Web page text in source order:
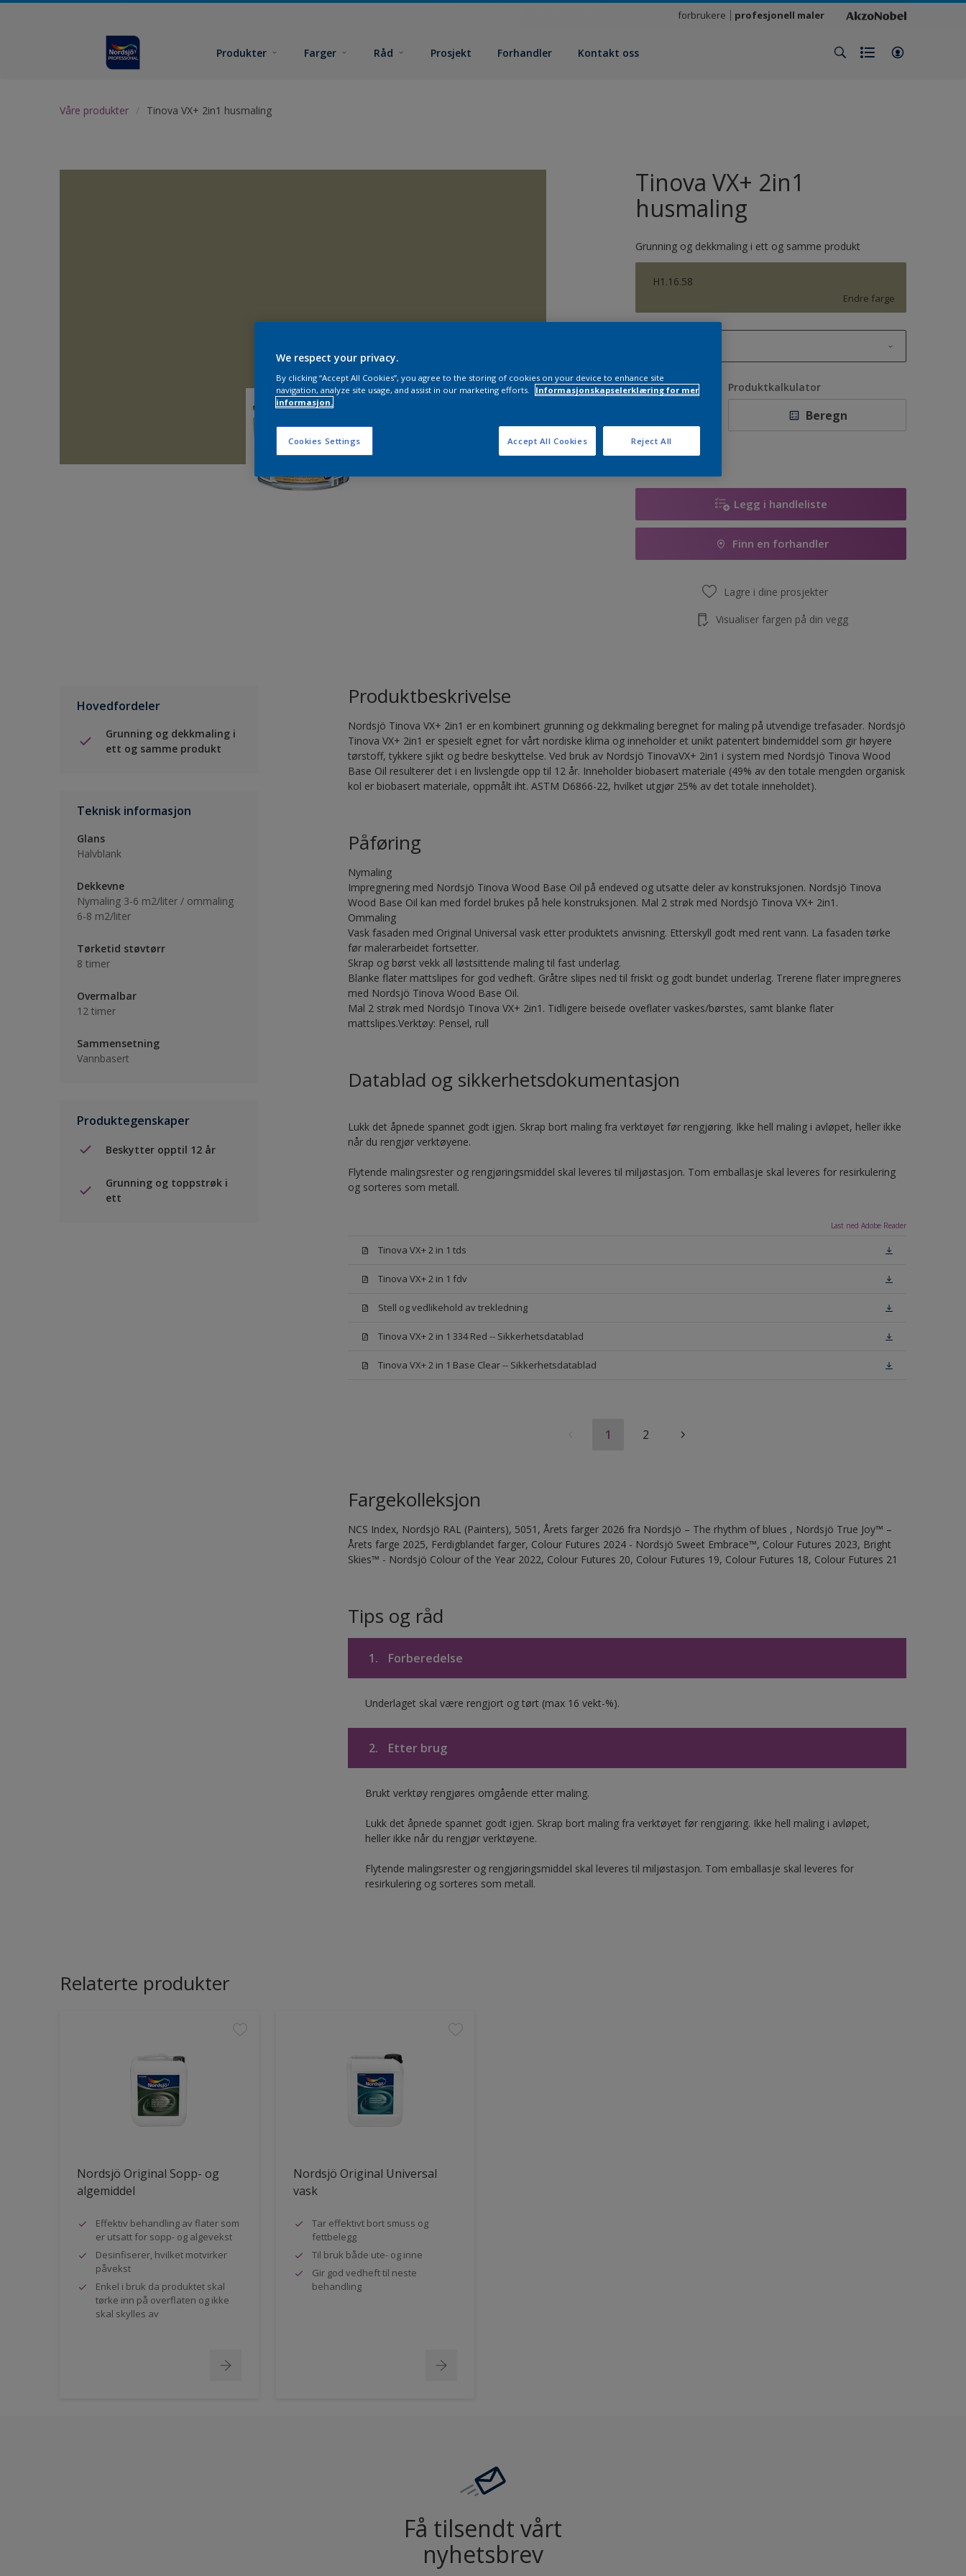
forbrukere profesjonell maler
Produkter Farger Råd Prosjekt Forhandler Kontakt oss
Våre produkter Tinova VX+ 2in1 husmaling
Tinova VX+ 2in1
husmaling
Grunning og dekkmaling i ett og samme produkt
H1.16.58
Endre farge
1L
2,5L
5L
10L
Antall Produktkalkulator
Beregn
Legg i handleliste
Finn en forhandler
Lagre i dine prosjekter
Visualiser fargen på din vegg
Hovedfordeler
Grunning og dekkmaling i
ett og samme produkt
Teknisk informasjon
Glans
Halvblank
Dekkevne
Nymaling 3-6 m2/liter / ommaling
6-8 m2/liter
Tørketid støvtørr
8 timer
Overmalbar
12 timer
Sammensetning
Vannbasert
Produktegenskaper
Beskytter opptil 12 år
Grunning og toppstrøk i
ett
Produktbeskrivelse
Nordsjö Tinova VX+ 2in1 er en kombinert grunning og dekkmaling beregnet for maling på utvendige trefasader. Nordsjö
Tinova VX+ 2in1 er spesielt egnet for vårt nordiske klima og inneholder et unikt patentert bindemiddel som gir høyere
tørstoff, tykkere sjikt og bedre beskyttelse. Ved bruk av Nordsjö TinovaVX+ 2in1 i system med Nordsjö Tinova Wood
Base Oil resulterer det i en livslengde opp til 12 år. Inneholder biobasert materiale (49% av den totale mengden organisk
kol er biobasert materiale, oppmålt iht. ASTM D6866-22, hvilket utgjør 25% av det totale inneholdet).
Påføring
Nymaling
Impregnering med Nordsjö Tinova Wood Base Oil på endeved og utsatte deler av konstruksjonen. Nordsjö Tinova
Wood Base Oil kan med fordel brukes på hele konstruksjonen. Mal 2 strøk med Nordsjö Tinova VX+ 2in1.
Ommaling
Vask fasaden med Original Universal vask etter produktets anvisning. Etterskyll godt med rent vann. La fasaden tørke
før malerarbeidet fortsetter.
Skrap og børst vekk all løstsittende maling til fast underlag.
Blanke flater mattslipes for god vedheft. Gråtre slipes ned til friskt og godt bundet underlag. Trerene flater impregneres
med Nordsjö Tinova Wood Base Oil.
Mal 2 strøk med Nordsjö Tinova VX+ 2in1. Tidligere beisede oveflater vaskes/børstes, samt blanke flater
mattslipes.Verktøy: Pensel, rull
Datablad og sikkerhetsdokumentasjon
Lukk det åpnede spannet godt igjen. Skrap bort maling fra verktøyet før rengjøring. Ikke hell maling i avløpet, heller ikke
når du rengjør verktøyene.
Flytende malingsrester og rengjøringsmiddel skal leveres til miljøstasjon. Tom emballasje skal leveres for resirkulering
og sorteres som metall.
Last ned Adobe Reader
Tinova VX+ 2 in 1 tds
Tinova VX+ 2 in 1 fdv
Stell og vedlikehold av trekledning
Tinova VX+ 2 in 1 334 Red -- Sikkerhetsdatablad
Tinova VX+ 2 in 1 Base Clear -- Sikkerhetsdatablad
1 2
Fargekolleksjon
NCS Index, Nordsjö RAL (Painters), 5051, Årets farger 2026 fra Nordsjö – The rhythm of blues , Nordsjö True Joy™ –
Årets farge 2025, Ferdigblandet farger, Colour Futures 2024 - Nordsjö Sweet Embrace™, Colour Futures 2023, Bright
Skies™ - Nordsjö Colour of the Year 2022, Colour Futures 20, Colour Futures 19, Colour Futures 18, Colour Futures 21
Tips og råd
1. Forberedelse
Underlaget skal være rengjort og tørt (max 16 vekt-%).
2. Etter brug
Brukt verktøy rengjøres omgående etter maling.
Lukk det åpnede spannet godt igjen. Skrap bort maling fra verktøyet før rengjøring. Ikke hell maling i avløpet,
heller ikke når du rengjør verktøyene.
Flytende malingsrester og rengjøringsmiddel skal leveres til miljøstasjon. Tom emballasje skal leveres for
resirkulering og sorteres som metall.
Relaterte produkter
Nordsjö Original Sopp- og
algemiddel
Effektiv behandling av flater som
er utsatt for sopp- og algevekst
Desinfiserer, hvilket motvirker
påvekst
Enkel i bruk da produktet skal
tørke inn på overflaten og ikke
skal skylles av
Nordsjö Original Universal
vask
Tar effektivt bort smuss og
fettbelegg
Til bruk både ute- og inne
Gir god vedheft til neste
behandling
Få tilsendt vårt
nyhetsbrev
We respect your privacy.
By clicking “Accept All Cookies”, you agree to the storing of cookies on your device to enhance site
navigation, analyze site usage, and assist in our marketing efforts.
Informasjonskapselerklæring for mer
informasjon.
Cookies Settings Reject All
Accept All Cookies